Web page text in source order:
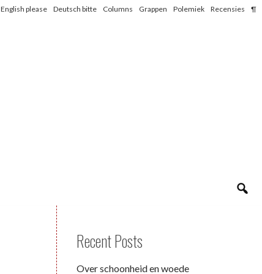
English please Deutsch bitte Columns Grappen Polemiek Recensies ¶
Recent Posts
Over schoonheid en woede